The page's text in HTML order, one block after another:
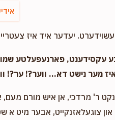
יעדער איד איז
עקסידענט, פארנעפעלטע
מער נישט דא... ווער?! ער?!
ר' מרדכי, אן איש מורם מעם,
און צוגעלאזנקייט, אבער מיט